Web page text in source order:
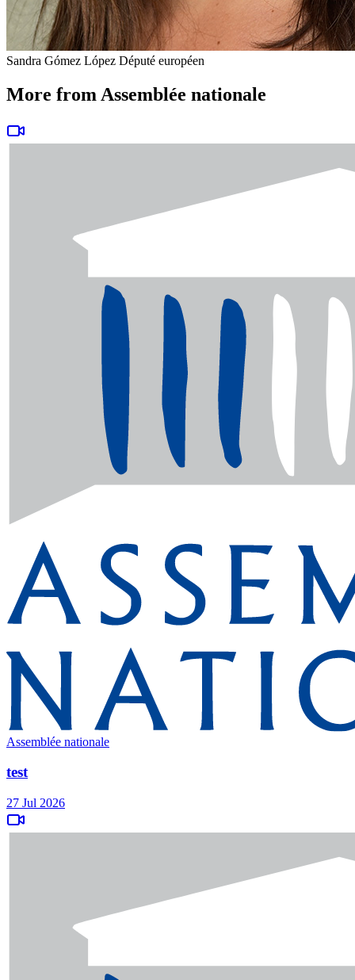
Sandra Gómez López Député européen
More from Assemblée nationale
Assemblée nationale
test
27 Jul 2026